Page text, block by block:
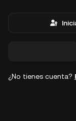
¿No tienes cuenta?